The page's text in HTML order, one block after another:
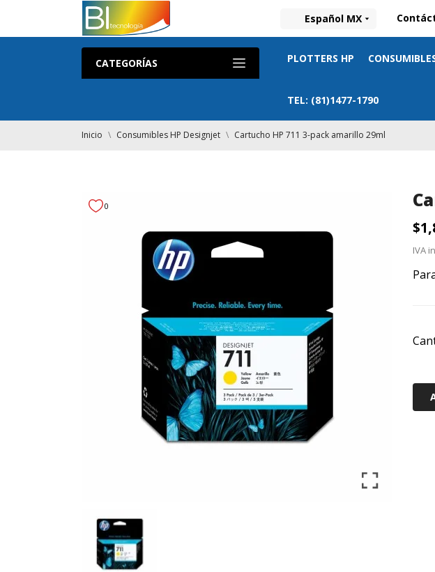
Español MX
CATEGORÍAS PLOTTERS HP
TEL: (81)1477-1790
Inicio Consumibles HP Designjet Cartucho HP 711 3-pack amarillo 29ml
0
IVA